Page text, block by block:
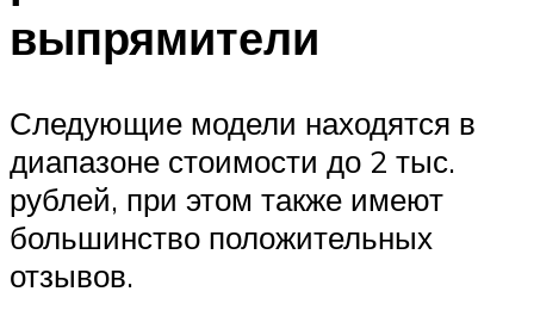
выпрямители
Следующие модели находятся в
диапазоне стоимости до 2 тыс.
рублей, при этом также имеют
большинство положительных
отзывов.